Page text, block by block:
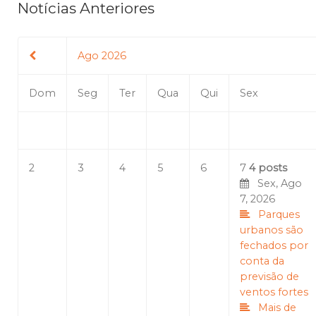
Notícias Anteriores
Ago 2026
Dom Seg Ter Qua Qui Sex
2 3 4 5 6 7 4 posts
Sex, Ago
7, 2026
Parques
urbanos são
fechados por
conta da
previsão de
ventos fortes
Mais de